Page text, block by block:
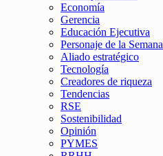
Economía
Gerencia
Educación Ejecutiva
Personaje de la Semana
Aliado estratégico
Tecnología
Creadores de riqueza
Tendencias
RSE
Sostenibilidad
Opinión
PYMES